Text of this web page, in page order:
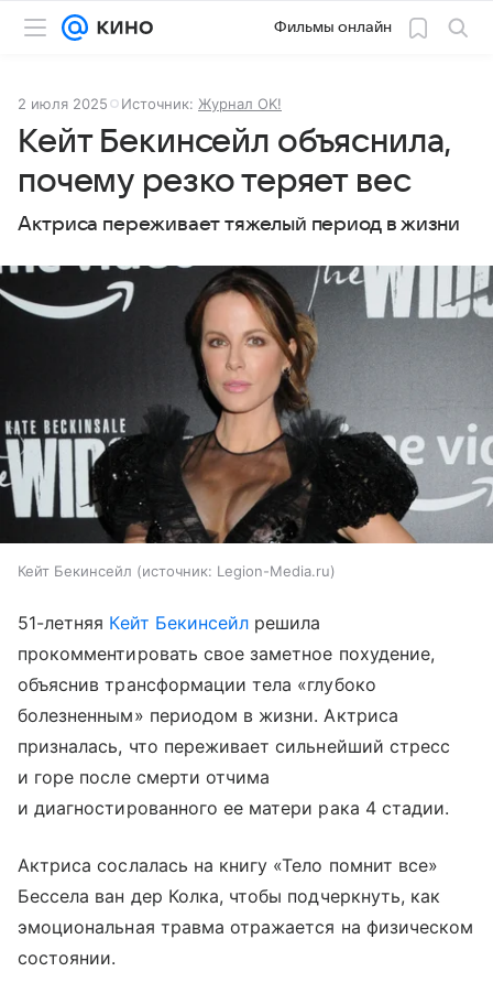
Фильмы онлайн
2 июля 2025 Источник: Журнал OK!
Кейт Бекинсейл объяснила,
почему резко теряет вес
Актриса переживает тяжелый период в жизни
Кейт Бекинсейл источник: Legion-Media.ru
51-летняя Кейт Бекинсейл решила
прокомментировать свое заметное похудение,
объяснив трансформации тела «глубоко
болезненным» периодом в жизни. Актриса
призналась, что переживает сильнейший стресс
и горе после смерти отчима
и диагностированного ее матери рака 4 стадии.
Актриса сослалась на книгу «Тело помнит все»
Бессела ван дер Колка, чтобы подчеркнуть, как
эмоциональная травма отражается на физическом
состоянии.